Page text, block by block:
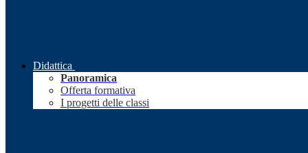
Didattica
Panoramica
Offerta formativa
I progetti delle classi